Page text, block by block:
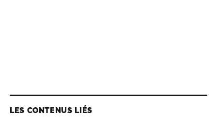
LES CONTENUS LIÉS